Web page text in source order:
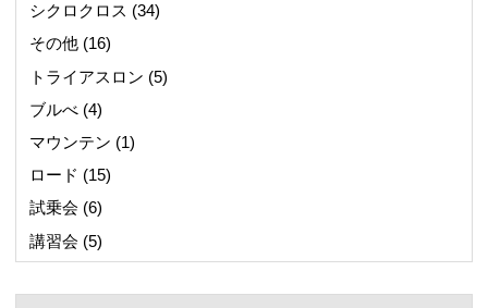
シクロクロス (34)
その他(16)
トライアスロン (5)
ブルべ(4)
マウンテン (1)
ロード (15)
試乗会 (6)
講習会 (5)